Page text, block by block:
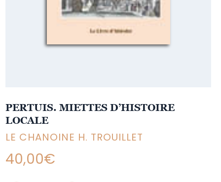
PERTUIS. MIETTES D’HISTOIRE
LOCALE
LE CHANOINE H. TROUILLET
40,00€